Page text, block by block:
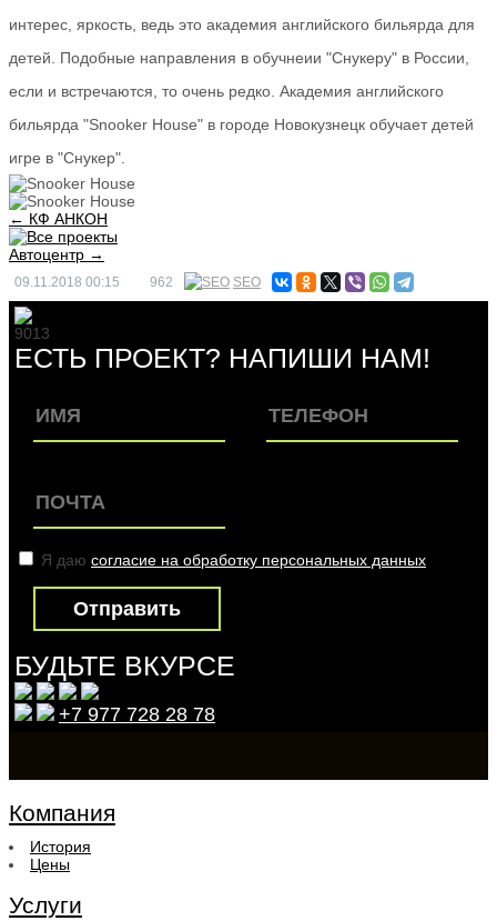
интерес, яркость, ведь это академия английского бильярда для
детей. Подобные направления в обучнеии "Снукеру" в России,
если и встречаются, то очень редко. Академия английского
бильярда "Snooker House" в городе Новокузнецк обучает детей
игре в "Снукер".
← КФ АНКОН
Автоцентр →
09.11.2018 00:15 962 SEO
9013
ЕСТЬ ПРОЕКТ? НАПИШИ НАМ!
Я даю согласие на обработку персональных данных
БУДЬТЕ ВКУРСЕ
+7 977 728 28 78
Компания
История
Цены
Услуги